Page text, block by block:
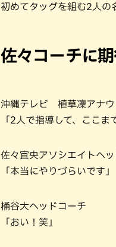
初めてタッグを組む2人の
佐々コーチに
沖縄テレビ 植草凜アナ
「2人で指導して、ここま
佐々宜央アソシエイトヘ
「本当にやりづらいです」
桶谷大ヘッドコーチ
「おい！笑」